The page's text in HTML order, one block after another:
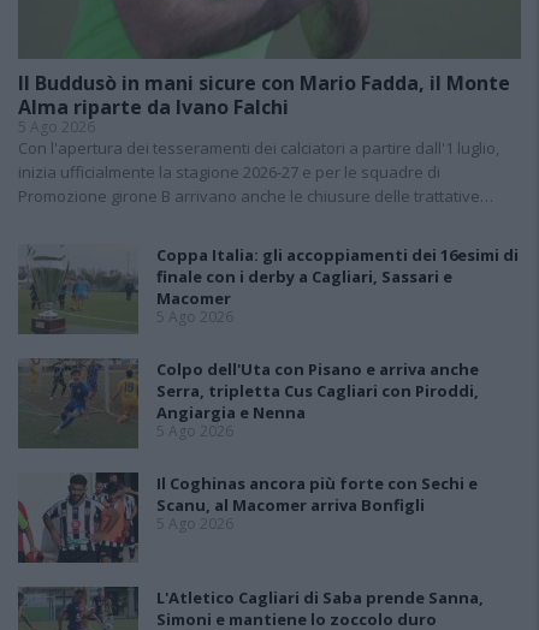
Il Buddusò in mani sicure con Mario Fadda, il Monte
Alma riparte da Ivano Falchi
5 Ago 2026
Con l'apertura dei tesseramenti dei calciatori a partire dall'1 luglio,
inizia ufficialmente la stagione 2026-27 e per le squadre di
Promozione girone B arrivano anche le chiusure delle trattative…
Coppa Italia: gli accoppiamenti dei 16esimi di
finale con i derby a Cagliari, Sassari e
Macomer
5 Ago 2026
Colpo dell'Uta con Pisano e arriva anche
Serra, tripletta Cus Cagliari con Piroddi,
Angiargia e Nenna
5 Ago 2026
Il Coghinas ancora più forte con Sechi e
Scanu, al Macomer arriva Bonfigli
5 Ago 2026
L'Atletico Cagliari di Saba prende Sanna,
Simoni e mantiene lo zoccolo duro